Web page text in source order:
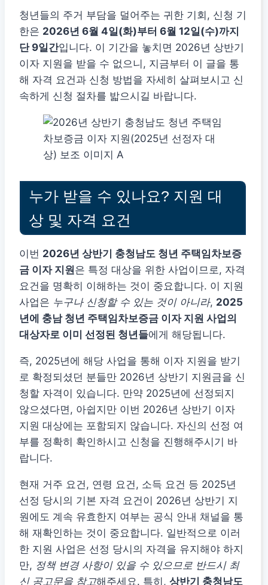
청년들의 주거 부담을 덜어주는 귀한 기회, 신청 기
한은 2026년 6월 4일(화)부터 6월 12일(수)까지
단 9일간입니다. 이 기간을 놓치면 2026년 상반기
이자 지원을 받을 수 없으니, 지금부터 이 글을 통
해 자격 요건과 신청 방법을 자세히 살펴보시고 신
속하게 신청 절차를 밟으시길 바랍니다.
누가 받을 수 있나요? 지원 대
상 및 자격 요건
이번 2026년 상반기 충청남도 청년 주택임차보증
금 이자 지원은 특정 대상을 위한 사업이므로, 자격
요건을 명확히 이해하는 것이 중요합니다. 이 지원
사업은 누구나 신청할 수 있는 것이 아니라, 2025
년에 충남 청년 주택임차보증금 이자 지원 사업의
대상자로 이미 선정된 청년들에게 해당됩니다.
즉, 2025년에 해당 사업을 통해 이자 지원을 받기
로 확정되셨던 분들만 2026년 상반기 지원금을 신
청할 자격이 있습니다. 만약 2025년에 선정되지
않으셨다면, 아쉽지만 이번 2026년 상반기 이자
지원 대상에는 포함되지 않습니다. 자신의 선정 여
부를 정확히 확인하시고 신청을 진행해주시기 바
랍니다.
현재 거주 요건, 연령 요건, 소득 요건 등 2025년
선정 당시의 기본 자격 요건이 2026년 상반기 지
원에도 계속 유효한지 여부는 공식 안내 채널을 통
해 재확인하는 것이 중요합니다. 일반적으로 이러
한 지원 사업은 선정 당시의 자격을 유지해야 하지
만, 정책 변경 사항이 있을 수 있으므로 반드시 최
신 공고문을 참고해주세요. 특히, 상반기 충청남도